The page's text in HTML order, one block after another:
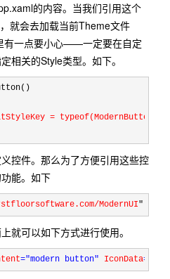
的内容。当我们引用这个
就会去加载当前Theme文件
有一点要小心——一定要在自定
相关的Style类型。如下。
= typeof(ModernButton);
控件。那么为了方便引用这些控
能。如下
ModernUI"
就可以如下方式进行使用。
="modern button" IconData="